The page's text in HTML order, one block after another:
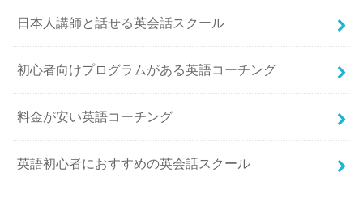
日本人講師と話せる英会話スクール
初心者向けプログラムがある英語コーチング
料金が安い英語コーチング
英語初心者におすすめの英会話スクール